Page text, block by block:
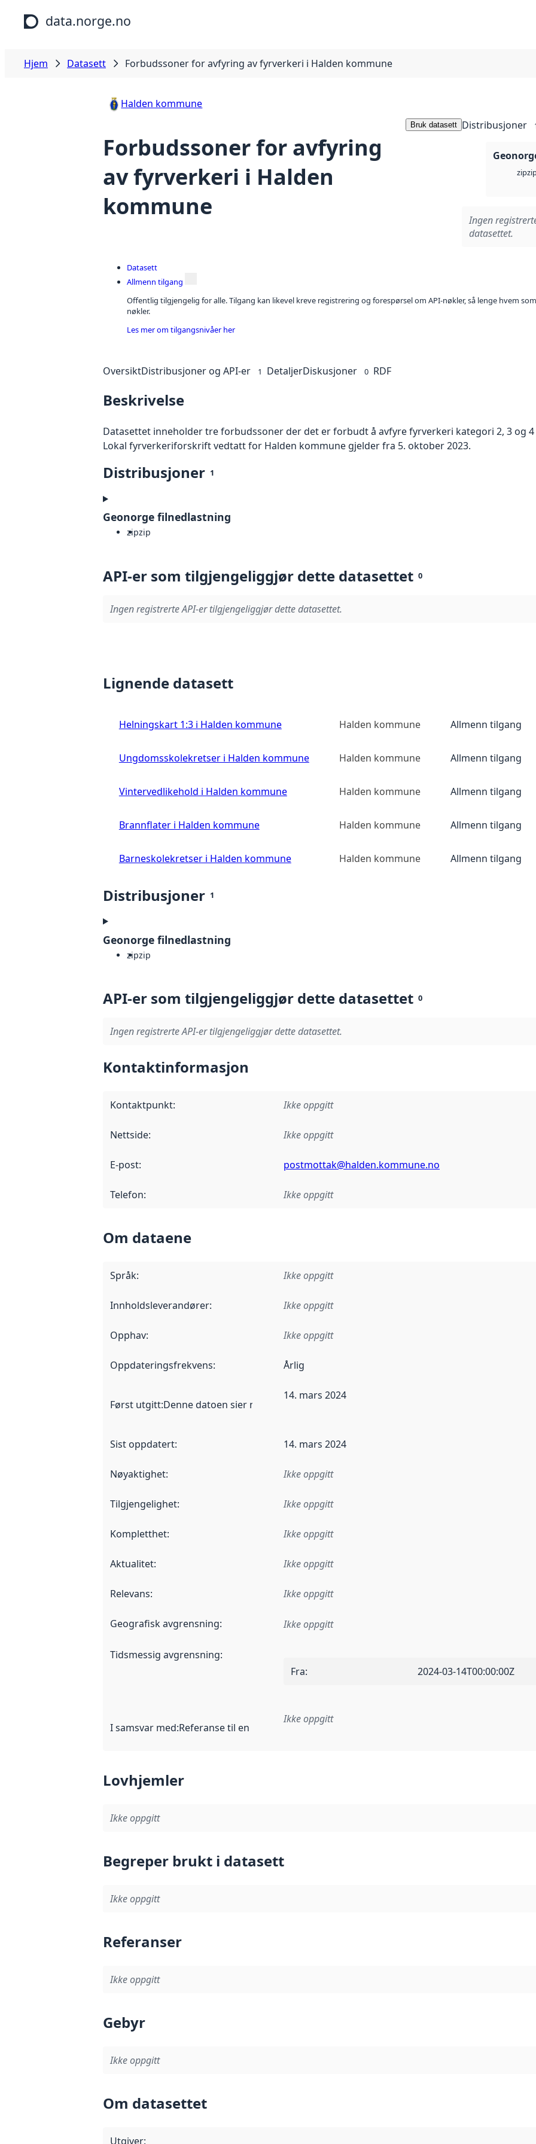
Hopp til hovedinnhold
data.norge.no
Hjem Datasett Forbudssoner for avfyring av fyrverkeri i Halden kommune
Halden kommune
Forbudssoner for avfyring
av fyrverkeri i Halden
kommune
Bruk datasett Distribusjoner
zip
Ingen
datasettet.
Datasett
Allmenn tilgang
Offentlig tilgjengelig for alle. Tilgang kan likevel kreve registrering og forespørsel om API-nøkler, så lenge hvem
nøkler.
Les mer om tilgangsnivåer her
OversiktDistribusjoner og API-er 1 DetaljerDiskusjoner 0 RDF
Beskrivelse
Datasettet inneholder tre forbudssoner der det er forbudt å avfyre fyrverkeri kategori 2, 3 og
Lokal fyrverkeriforskrift vedtatt for Halden kommune gjelder fra 5. oktober 2023.
Distribusjoner 1
Geonorge filnedlastning
zipzip
API-er som tilgjengeliggjør dette datasettet 0
Ingen registrerte API-er tilgjengeliggjør dette datasettet.
Lignende datasett
Helningskart 1:3 i Halden kommune Halden kommune Allmenn tilgang
Ungdomsskolekretser i Halden kommune Halden kommune Allmenn tilgang
Vintervedlikehold i Halden kommune Halden kommune Allmenn tilgang
Brannflater i Halden kommune Halden kommune Allmenn tilgang
Barneskolekretser i Halden kommune Halden kommune Allmenn tilgang
Distribusjoner 1
Geonorge filnedlastning
zipzip
API-er som tilgjengeliggjør dette datasettet 0
Ingen registrerte API-er tilgjengeliggjør dette datasettet.
Kontaktinformasjon
Kontaktpunkt: Ikke oppgitt
Nettside: Ikke oppgitt
E-post: postmottak@halden.kommune.no
Telefon: Ikke oppgitt
Om dataene
Språk: Ikke oppgitt
Innholdsleverandører: Ikke oppgitt
Opphav: Ikke oppgitt
Oppdateringsfrekvens: Årlig
Først utgitt:Denne datoen sier når dataene i dette datasettet første gang ble utgitt. Det kan
14. mars 2024
Sist oppdatert: 14. mars 2024
Nøyaktighet: Ikke oppgitt
Tilgjengelighet: Ikke oppgitt
Kompletthet: Ikke oppgitt
Aktualitet: Ikke oppgitt
Relevans: Ikke oppgitt
Geografisk avgrensning: Ikke oppgitt
Tidsmessig avgrensning:
Fra: 2024-03-14T00:00:00Z
I samsvar med:Referanse til en implementasjonsregel eller annen spesifikasjon, som ligger
Ikke oppgitt
Lovhjemler
Ikke oppgitt
Begreper brukt i datasett
Ikke oppgitt
Referanser
Ikke oppgitt
Gebyr
Ikke oppgitt
Om datasettet
Utgiver: